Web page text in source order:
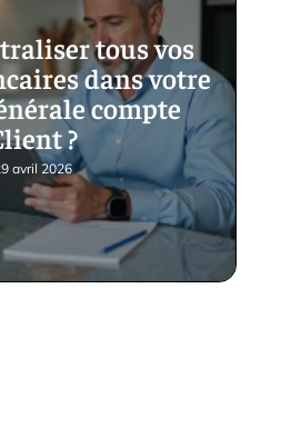
tous vos
dans votre
compte
?
avril 2026